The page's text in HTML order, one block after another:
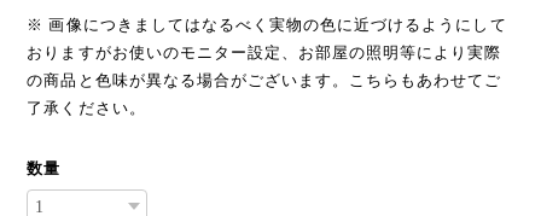
※ 画像につきましてはなるべく実物の色に近づけるようにして
おりますがお使いのモニター設定、お部屋の照明等により実際
の商品と色味が異なる場合がございます。こちらもあわせてご
了承ください。
数量